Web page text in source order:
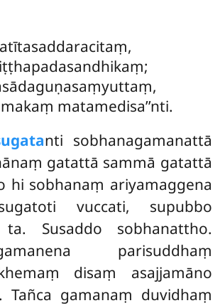
matamedisa’’nti.
nti sobhanagamanattā
gatattā sammā gatattā
hi sobhanaṃ ariyamaggena
vuccati, supubbo
Susaddo sobhanattho.
parisuddhaṃ
disaṃ asajjamāno
gamanaṃ duvidhaṃ